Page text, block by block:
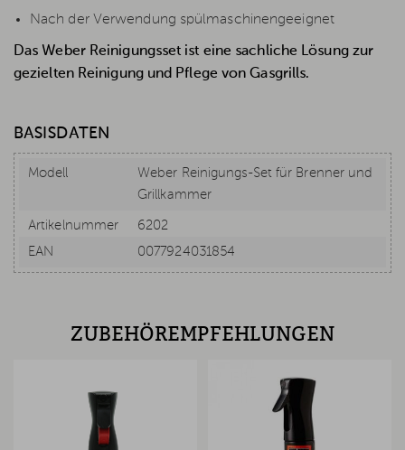
Nach der Verwendung spülmaschinengeeignet
Das Weber Reinigungsset ist eine sachliche Lösung zur
gezielten Reinigung und Pflege von Gasgrills.
BASISDATEN
Modell
Weber Reinigungs-Set für Brenner und
Grillkammer
Artikelnummer
6202
EAN
0077924031854
ZUBEHÖREMPFEHLUNGEN